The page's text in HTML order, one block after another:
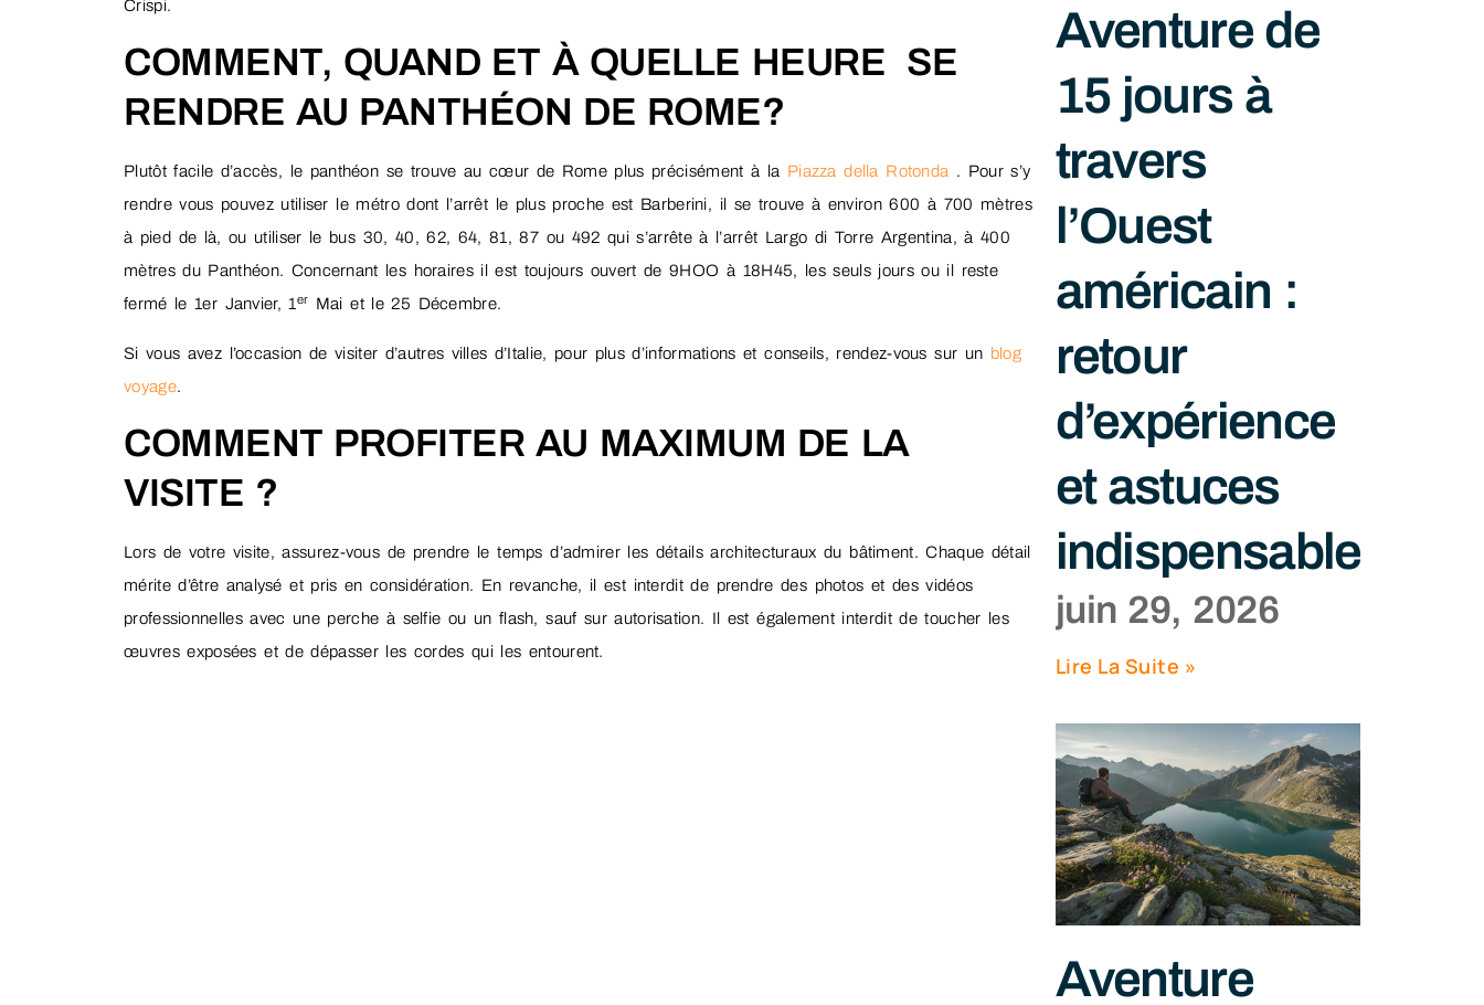
Crispi.
COMMENT, QUAND ET À QUELLE HEURE SE
RENDRE AU PANTHÉON DE ROME?
Plutôt facile d’accès, le panthéon se trouve au cœur de Rome plus précisément à la Piazza della Rotonda . Pour s’y
rendre vous pouvez utiliser le métro dont l’arrêt le plus proche est Barberini, il se trouve à environ 600 à 700 mètres
à pied de là, ou utiliser le bus 30, 40, 62, 64, 81, 87 ou 492 qui s’arrête à l’arrêt Largo di Torre Argentina, à 400
mètres du Panthéon. Concernant les horaires il est toujours ouvert de 9HOO à 18H45, les seuls jours ou il reste
fermé le 1er Janvier, 1er Mai et le 25 Décembre.
Si vous avez l’occasion de visiter d’autres villes d’Italie, pour plus d’informations et conseils, rendez-vous sur un blog
voyage.
COMMENT PROFITER AU MAXIMUM DE LA
VISITE ?
Lors de votre visite, assurez-vous de prendre le temps d’admirer les détails architecturaux du bâtiment. Chaque détail
mérite d’être analysé et pris en considération. En revanche, il est interdit de prendre des photos et des vidéos
professionnelles avec une perche à selfie ou un flash, sauf sur autorisation. Il est également interdit de toucher les
œuvres exposées et de dépasser les cordes qui les entourent.
Aventure de
15 jours à
travers
l’Ouest
américain :
retour
d’expérience
et astuces
indispensables
juin 29, 2026
Lire La Suite »
Aventure